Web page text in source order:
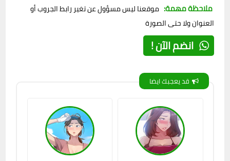
ملاحظة مهمة: موقعنا ليس مسؤول عن تغير رابط الجروب أو
العنوان ولا حتى الصورة
انضم الآن !
قد يعجبك ايضا